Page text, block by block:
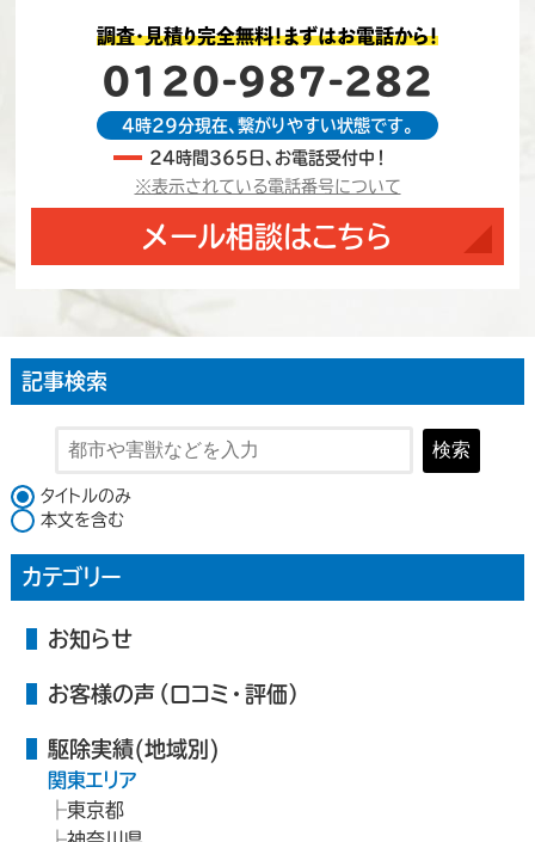
調査・見積り完全無料！まずはお電話から！
0120-987-282
4時29分現在、繋がりやすい状態です。
24時間365日、お電話受付中！
※表示されている電話番号について
メール相談はこちら
記事検索
検索
検索対象
タイトルのみ
本文を含む
カテゴリー
お知らせ
お客様の声（口コミ・評価）
駆除実績(地域別)
関東エリア
東京都